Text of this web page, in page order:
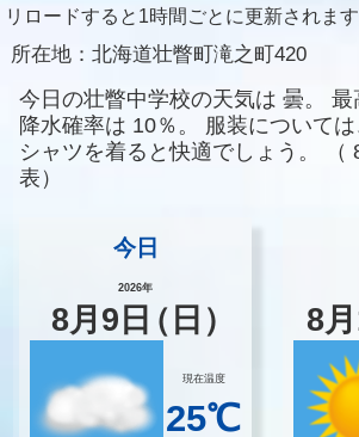
リロードすると1時間ごとに更新されます
所在地： 北海道壮瞥町滝之町420
今日の壮瞥中学校の天気は 曇。 最
降水確率は 10％。 服装については
シャツを着ると快適でしょう。
（
表）
今日
2026年
8月 9 日（日）
現在温度
25℃
8月